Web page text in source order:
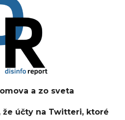
a zo sveta
že účty na Twitteri, ktoré